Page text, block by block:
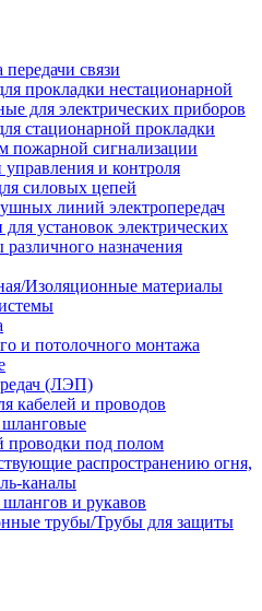
связи
прокладки нестационарной
для электрических приборов
стационарной прокладки
пожарной сигнализации
и контроля
силовых цепей
линий электропередач
установок электрических
назначения
Изоляционные материалы
и потолочного монтажа
(ЛЭП)
кабелей и проводов
проводки под полом
распространению огня,
каналы
и рукавов
трубы/Трубы для защиты